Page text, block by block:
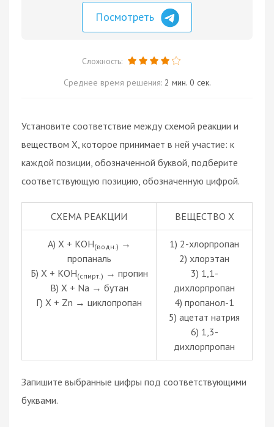
Посмотреть
Сложность:
Среднее время решения: 2 мин. 0 сек.
Установите соответствие между схемой реакции и
веществом X, которое принимает в ней участие: к
каждой позиции, обозначенной буквой, подберите
соответствующую позицию, обозначенную цифрой.
СХЕМА РЕАКЦИИ ВЕЩЕСТВО Х
А) X + КОН(водн.) →
пропаналь
Б) X + КОН(спирт.) → пропин
В) X + Na → бутан
Г) X + Zn → циклопропан
1) 2-хлорпропан
2) хлорэтан
3) 1,1-
дихлорпропан
4) пропанол-1
5) ацетат натрия
6) 1,3-
дихлорпропан
Запишите выбранные цифры под соответствующими
буквами.